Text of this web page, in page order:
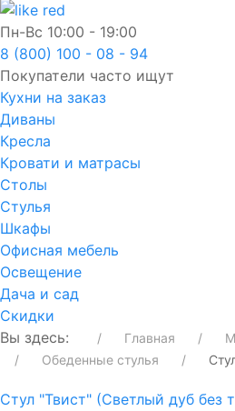
Пн-Вс 10:00 - 19:00
8 (800) 100 - 08 - 94
Покупатели часто ищут
Кухни на заказ
Диваны
Кресла
Кровати и матрасы
Столы
Стулья
Шкафы
Офисная мебель
Освещение
Дача и сад
Скидки
Вы здесь:
Главная
Обеденные стулья
Стул "Твист" (Светлый дуб без